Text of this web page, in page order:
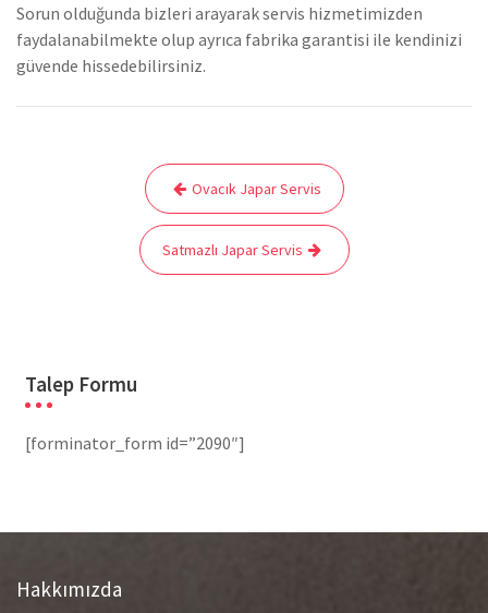
Sorun olduğunda bizleri arayarak servis hizmetimizden
faydalanabilmekte olup ayrıca fabrika garantisi ile kendinizi
güvende hissedebilirsiniz.
Ovacık Japar Servis
Satmazlı Japar Servis
Talep Formu
[forminator_form id=”2090″]
Hakkımızda